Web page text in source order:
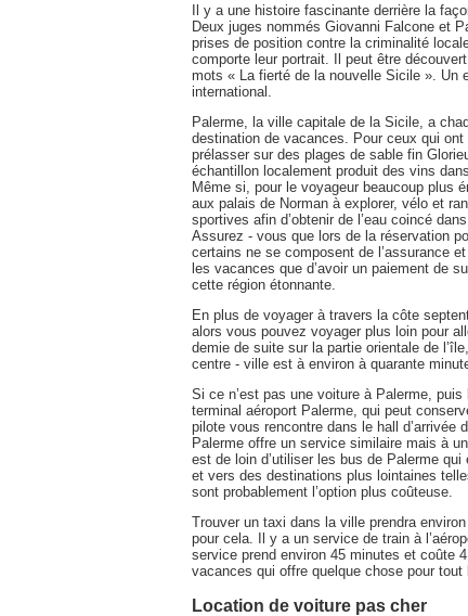
Il y a une histoire fascinante derrière la
Deux juges nommés Giovanni Falcone et
prises de position contre la criminalité
comporte leur portrait. Il peut être
mots « La fierté de la nouvelle Sicile ». Un
international.
Palerme, la ville capitale de la Sicile, a
destination de vacances. Pour ceux qui
prélasser sur des plages de sable fin
échantillon localement produit des vins
Même si, pour le voyageur beaucoup plus
aux palais de Norman à explorer, vélo et
sportives afin d’obtenir de l’eau coincé
Assurez - vous que lors de la réservation
certains ne se composent de l’assurance
les vacances que d’avoir un paiement de
cette région étonnante.
En plus de voyager à travers la côte
alors vous pouvez voyager plus loin pour
demie de suite sur la partie orientale de
centre - ville est à environ à quarante
Si ce n’est pas une voiture à Palerme,
terminal aéroport Palerme, qui peut
pilote vous rencontre dans le hall d’arrivée
Palerme offre un service similaire mais à
est de loin d’utiliser les bus de Palerme
et vers des destinations plus lointaines
sont probablement l’option plus coûteuse.
Trouver un taxi dans la ville prendra
pour cela. Il y a un service de train à
service prend environ 45 minutes et coûte
vacances qui offre quelque chose pour tout
Location de voiture pas cher